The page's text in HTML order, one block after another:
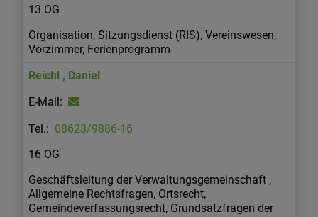
13 OG
Organisation, Sitzungsdienst (RIS), Vereinswesen,
Vorzimmer, Ferienprogramm
Reichl , Daniel
08623/9886-16
16 OG
Geschäftsleitung der Verwaltungsgemeinschaft ,
Allgemeine Rechtsfragen, Ortsrecht,
Gemeindeverfassungsrecht, Grundsatzfragen der